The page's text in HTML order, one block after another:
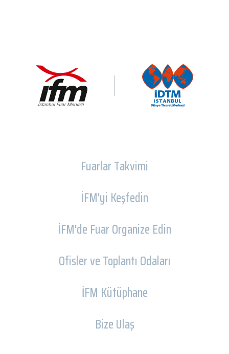
Fuarlar Takvimi
İFM'yi Keşfedin
İFM'de Fuar Organize Edin
Ofisler ve Toplantı Odaları
İFM Kütüphane
Bize Ulaş